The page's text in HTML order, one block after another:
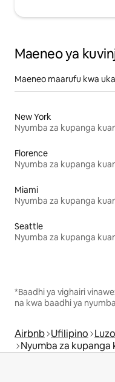
Maeneo ya
Maeneo maarufu kwa
New York
Florence
Miami
Seattle
*Baadhi ya vighairi
na kwa baadhi ya
Airbnb Ufilipino
Nyumba za